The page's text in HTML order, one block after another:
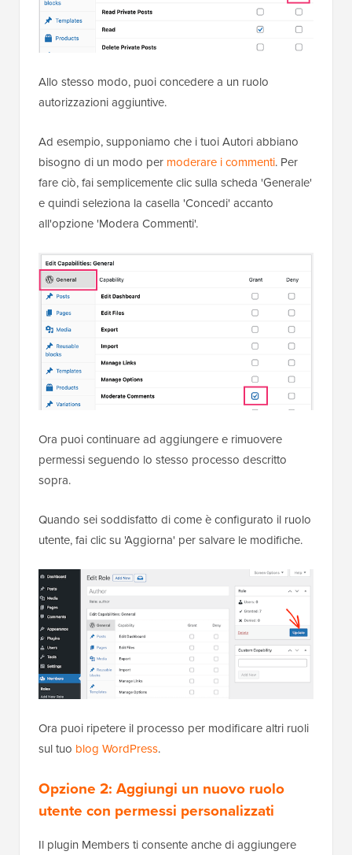
Allo stesso modo, puoi concedere a un ruolo
autorizzazioni aggiuntive.
Ad esempio, supponiamo che i tuoi Autori abbiano
bisogno di un modo per moderare i commenti. Per
fare ciò, fai semplicemente clic sulla scheda 'Generale'
e quindi seleziona la casella 'Concedi' accanto
all'opzione 'Modera Commenti'.
Ora puoi continuare ad aggiungere e rimuovere
permessi seguendo lo stesso processo descritto
sopra.
Quando sei soddisfatto di come è configurato il ruolo
utente, fai clic su 'Aggiorna' per salvare le modifiche.
Ora puoi ripetere il processo per modificare altri ruoli
sul tuo blog WordPress.
Opzione 2: Aggiungi un nuovo ruolo
utente con permessi personalizzati
Il plugin Members ti consente anche di aggiungere